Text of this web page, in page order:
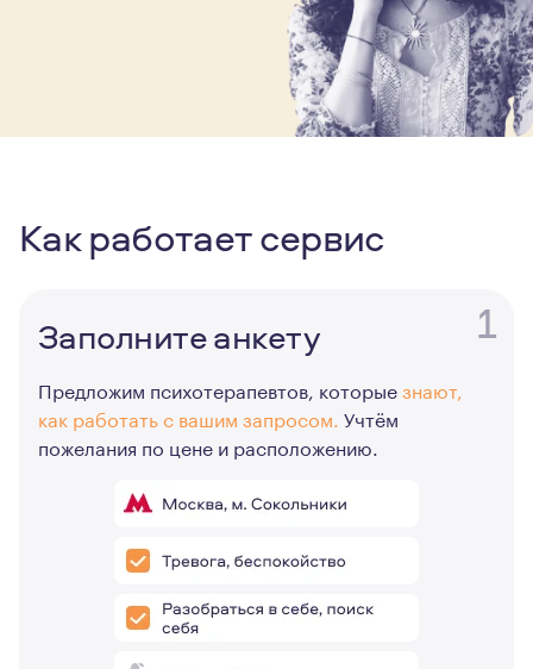
Как работает сервис
1
Заполните анкету
Предложим психотерапевтов, которыезнают,
как работать с вашим запросом. Учтём
пожелания по цене и расположению.